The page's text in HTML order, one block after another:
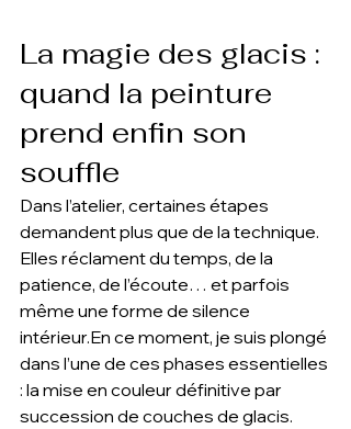
La magie des glacis :
quand la peinture
prend enfin son
souffle
Dans l’atelier, certaines étapes
demandent plus que de la technique.
Elles réclament du temps, de la
patience, de l’écoute… et parfois
même une forme de silence
intérieur.En ce moment, je suis plongé
dans l’une de ces phases essentielles
: la mise en couleur définitive par
succession de couches de glacis.